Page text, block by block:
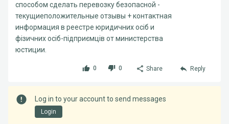
способом сделать перевозку безопасной -
текущиеположительные отзывы + контактная
информация в реестре юридичних осіб и
фізичних осіб-підприємців от министерства
юстиции.
0 0 Share Reply
Log in to your account to send messages
Login